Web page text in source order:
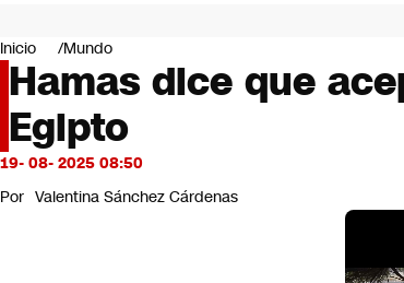
Mundo
Negocios
Deportes
Programas completos
Cultura
Servicios
Bits
CNN Data
Inicio Mundo
Hamas dice que
Egipto
19- 08- 2025 08:50
Por Valentina Sánchez Cárdenas